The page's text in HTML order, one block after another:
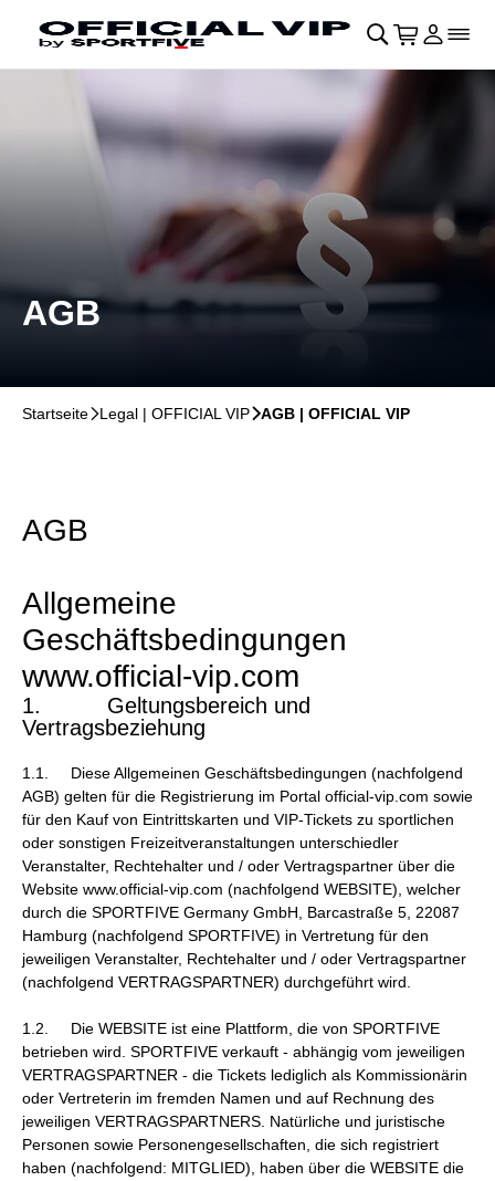
Navigation überspringen􀄫
􀊫 􀍩 Login
􀉩􀌇
AGB
Startseite􀆊Legal | OFFICIAL VIP􀆊AGB | OFFICIAL VIP
AGB
Allgemeine
Geschäftsbedingungen
www.official-vip.com
1. Geltungsbereich und
Vertragsbeziehung
1.1. Diese Allgemeinen Geschäftsbedingungen (nachfolgend
AGB) gelten für die Registrierung im Portal official-vip.com sowie
für den Kauf von Eintrittskarten und VIP-Tickets zu sportlichen
oder sonstigen Freizeitveranstaltungen unterschiedler
Veranstalter, Rechtehalter und / oder Vertragspartner über die
Website www.official-vip.com (nachfolgend WEBSITE), welcher
durch die SPORTFIVE Germany GmbH, Barcastraße 5, 22087
Hamburg (nachfolgend SPORTFIVE) in Vertretung für den
jeweiligen Veranstalter, Rechtehalter und / oder Vertragspartner
(nachfolgend VERTRAGSPARTNER) durchgeführt wird.
1.2. Die WEBSITE ist eine Plattform, die von SPORTFIVE
betrieben wird. SPORTFIVE verkauft - abhängig vom jeweiligen
VERTRAGSPARTNER - die Tickets lediglich als Kommissionärin
oder Vertreterin im fremden Namen und auf Rechnung des
jeweiligen VERTRAGSPARTNERS. Natürliche und juristische
Personen sowie Personengesellschaften, die sich registriert
haben (nachfolgend: MITGLIED), haben über die WEBSITE die